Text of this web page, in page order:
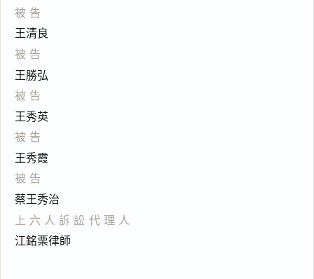
被告
王清良
被告
王勝弘
被告
王秀英
被告
王秀霞
被告
蔡王秀治
上六人訴訟代理人
江銘栗律師